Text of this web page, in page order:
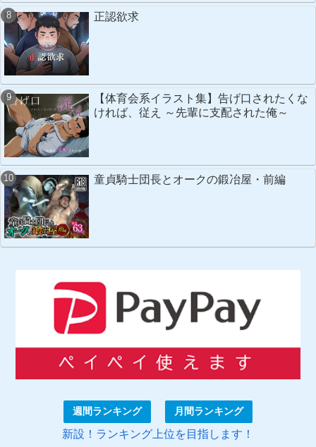
正認欲求
【体育会系イラスト集】告げ口されたくな
ければ、従え ～先輩に支配された俺～
童貞騎士団長とオークの鍛冶屋・前編
週間ランキング 月間ランキング
新設！ランキング上位を目指します！